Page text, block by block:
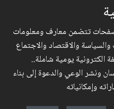
تتضمن معارف ومعلومات
والاقتصاد والاجتماع
الكترونية يومية شاملة..
ونشر الوعي والدعوة إلى بناء
وإمكانياته